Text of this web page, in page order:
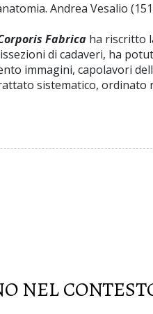
Andrea Vesalio
Fabrica ha riscritto
di cadaveri, ha
immagini, capolavori
sistematico,
NEL